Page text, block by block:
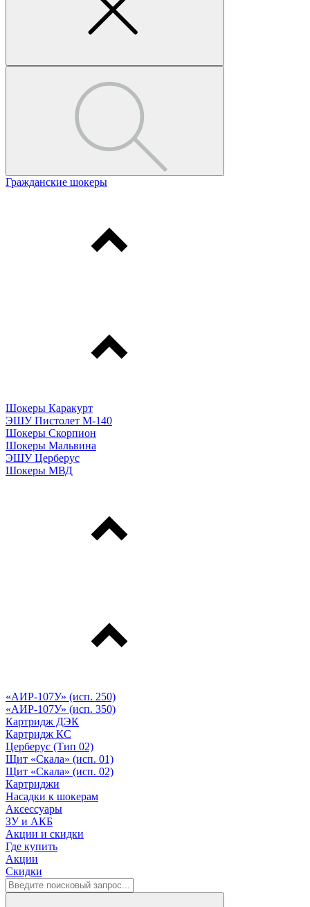
Гражданские шокеры
Шокеры Каракурт
ЭШУ Пистолет М-140
Шокеры Скорпион
Шокеры Мальвина
ЭШУ Церберус
Шокеры МВД
«АИР-107У» (исп. 250)
«АИР-107У» (исп. 350)
Картридж ДЭК
Картридж КС
Церберус (Тип 02)
Щит «Скала» (исп. 01)
Щит «Скала» (исп. 02)
Картриджи
Насадки к шокерам
Аксессуары
ЗУ и АКБ
Акции и скидки
Где купить
Акции
Скидки